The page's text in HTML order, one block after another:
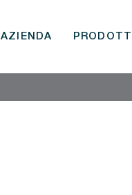
AZIENDA PRODOTTI